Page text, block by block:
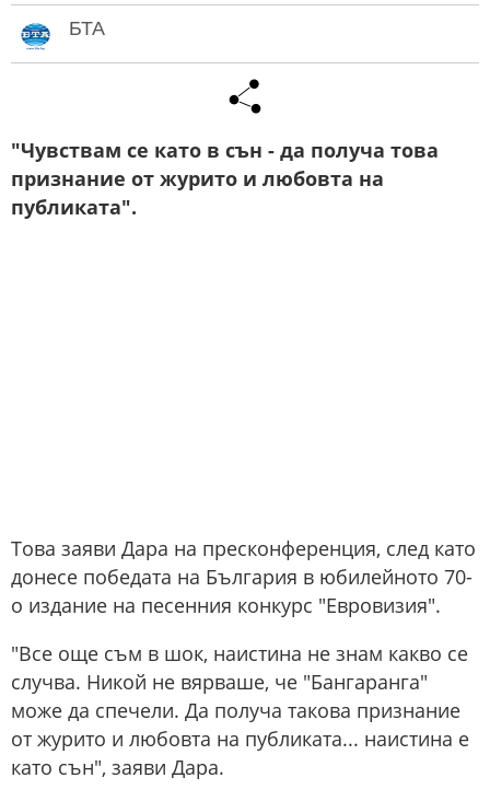
БТА
"Чувствам се като в сън - да получа това
признание от журито и любовта на
публиката".
Това заяви Дара на пресконференция, след като
донесе победата на България в юбилейното 70-
о издание на песенния конкурс "Евровизия".
"Все още съм в шок, наистина не знам какво се
случва. Никой не вярваше, че "Бангаранга"
може да спечели. Да получа такова признание
от журито и любовта на публиката... наистина е
като сън", заяви Дара.